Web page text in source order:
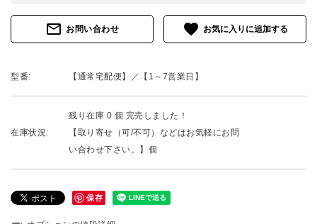
mail_outline お問い合わせ favorite
型番: 【通常宅配便】／【1～7営業日】
在庫状況:
残り在庫 0 個 完売しました！
【取り寄せ（可/不可）などはお気軽にお問
い合わせ下さい。】個
保存